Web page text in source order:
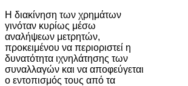
Η διακίνηση των χρημάτων
γινόταν κυρίως μέσω
αναλήψεων μετρητών,
προκειμένου να περιοριστεί η
δυνατότητα ιχνηλάτησης των
συναλλαγών και να αποφεύγεται
ο εντοπισμός τους από τα